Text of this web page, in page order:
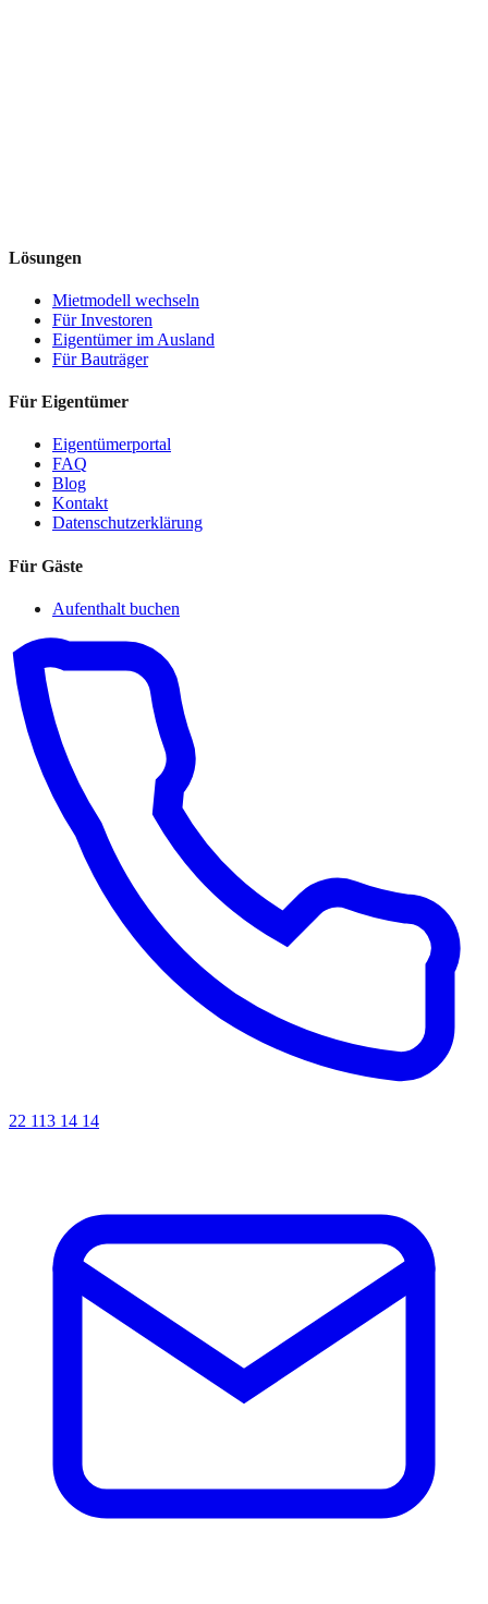
Lösungen
Mietmodell wechseln
Für Investoren
Eigentümer im Ausland
Für Bauträger
Für Eigentümer
Eigentümerportal
FAQ
Blog
Kontakt
Datenschutzerklärung
Für Gäste
Aufenthalt buchen
22 113 14 14